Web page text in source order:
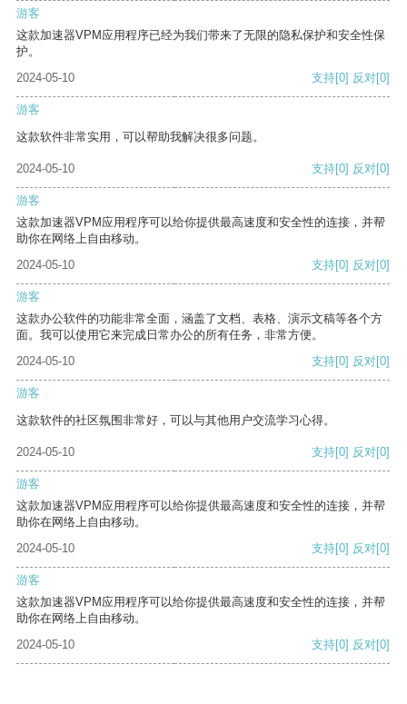
游客
这款加速器VPM应用程序已经为我们带来了无限的隐私保护和安全性保
护。
2024-05-10
支持[0] 反对[0]
游客
这款软件非常实用，可以帮助我解决很多问题。
2024-05-10 支持[0] 反对[0]
游客
这款加速器VPM应用程序可以给你提供最高速度和安全性的连接，并帮
助你在网络上自由移动。
2024-05-10
支持[0] 反对[0]
游客
这款办公软件的功能非常全面，涵盖了文档、表格、演示文稿等各个方
面。我可以使用它来完成日常办公的所有任务，非常方便。
2024-05-10
支持[0] 反对[0]
游客
这款软件的社区氛围非常好，可以与其他用户交流学习心得。
2024-05-10 支持[0] 反对[0]
游客
这款加速器VPM应用程序可以给你提供最高速度和安全性的连接，并帮
助你在网络上自由移动。
2024-05-10
支持[0] 反对[0]
游客
这款加速器VPM应用程序可以给你提供最高速度和安全性的连接，并帮
助你在网络上自由移动。
2024-05-10
支持[0] 反对[0]